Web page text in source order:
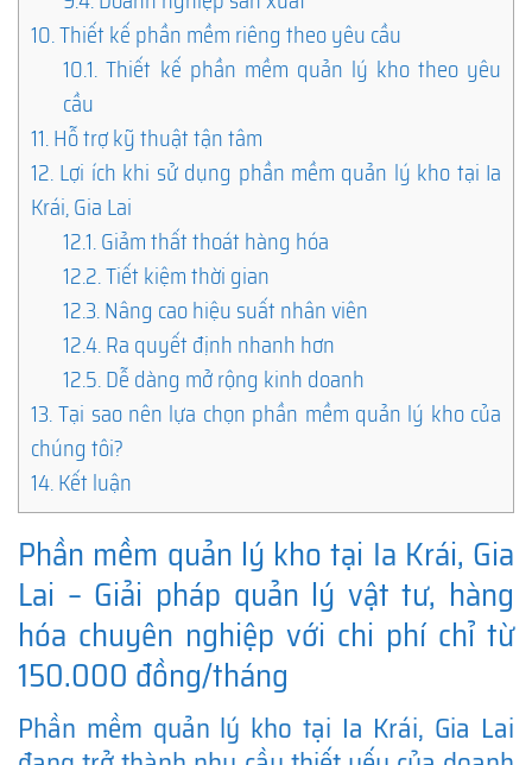
10.Thiết kế phần mềm riêng theo yêu cầu
10.1. Thiết kế phần mềm quản lý kho theo yêu
cầu
11.Hỗ trợ kỹ thuật tận tâm
12. Lợi ích khi sử dụng phần mềm quản lý kho tại Ia
Krái, Gia Lai
12.1.Giảm thất thoát hàng hóa
12.2.Tiết kiệm thời gian
12.3.Nâng cao hiệu suất nhân viên
12.4.Ra quyết định nhanh hơn
12.5.Dễ dàng mở rộng kinh doanh
13.Tại sao nên lựa chọn phần mềm quản lý kho của
chúng tôi?
14.Kết luận
Phần mềm quản lý kho tại Ia Krái, Gia
Lai – Giải pháp quản lý vật tư, hàng
hóa chuyên nghiệp với chi phí chỉ từ
150.000 đồng/tháng
Phần mềm quản lý kho tại Ia Krái, Gia Lai